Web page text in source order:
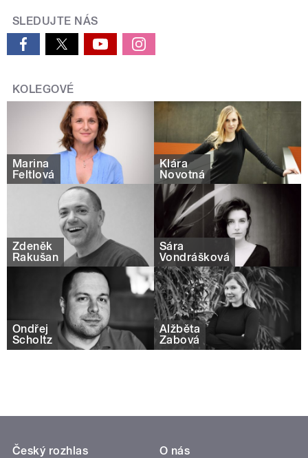
SLEDUJTE NÁS
KOLEGOVÉ
Marina
Feltlová
Klára
Novotná
Zdeněk
Rakušan
Sára
Vondrášková
Ondřej
Scholtz
Alžběta
Žabová
Český rozhlas
O nás